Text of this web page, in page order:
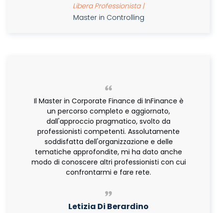
Libera Professionista |
Master in Controlling
Il Master in Corporate Finance di InFinance è
un percorso completo e aggiornato,
dall'approccio pragmatico, svolto da
professionisti competenti. Assolutamente
soddisfatta dell'organizzazione e delle
tematiche approfondite, mi ha dato anche
modo di conoscere altri professionisti con cui
confrontarmi e fare rete.
Letizia Di Berardino